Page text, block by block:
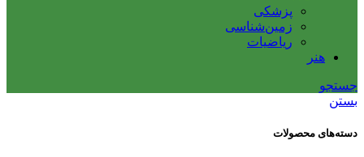
پزشکی
زمین‌شناسی
ریاضیات
هنر
جستجو
بستن
دسته‌های محصولات